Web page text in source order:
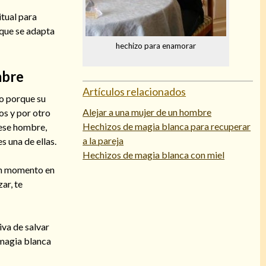
para
se adapta
porque su
y por otro
hombre,
una de ellas.
momento en
te
de salvar
blanca
hechizo para enamorar
Artículos relacionados
Alejar a una mujer de un hombre
Hechizos de magia blanca para recuperar
a la pareja
Hechizos de magia blanca con miel